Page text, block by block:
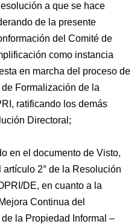
a que se hace
de la presente
del Comité de
como instancia
en marcha del proceso de
Formalización de la
ratificando los demás
Directoral;
en el documento de Visto,
2° de la Resolución
DE, en cuanto a la
Continua del
la Propiedad Informal –